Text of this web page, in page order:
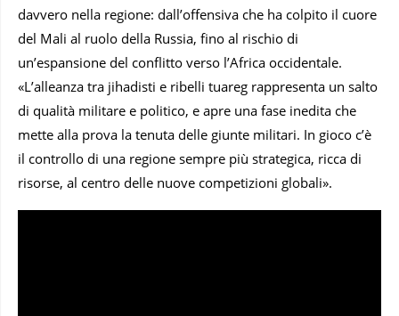
davvero nella regione: dall’offensiva che ha colpito il cuore
del Mali al ruolo della Russia, fino al rischio di
un’espansione del conflitto verso l’Africa occidentale.
«L’alleanza tra jihadisti e ribelli tuareg rappresenta un salto
di qualità militare e politico, e apre una fase inedita che
mette alla prova la tenuta delle giunte militari. In gioco c’è
il controllo di una regione sempre più strategica, ricca di
risorse, al centro delle nuove competizioni globali».